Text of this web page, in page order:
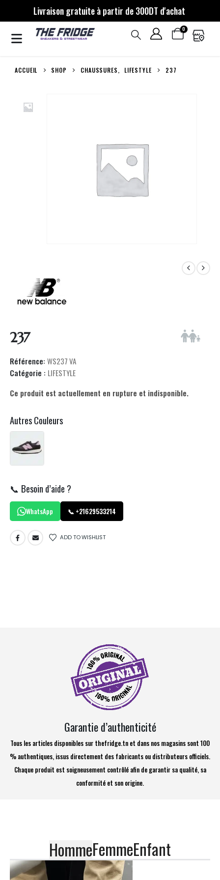
Livraison gratuite à partir de 300DT d'achat
0
ACCUEIL SHOP CHAUSSURES, LIFESTYLE 237
237
Référence: WS237 VA
Catégorie : LIFESTYLE
Ce produit est actuellement en rupture et indisponible.
Autres Couleurs
📞 Besoin d’aide ?
WhatsApp 📞 +21629533214
ADD TO WISHLIST
Garantie d’authenticité
Tous les articles disponibles sur thefridge.tn et dans nos magasins sont 100
% authentiques, issus directement des fabricants ou distributeurs officiels.
Chaque produit est soigneusement contrôlé afin de garantir sa qualité, sa
conformité et son origine.
HommeFemmeEnfant